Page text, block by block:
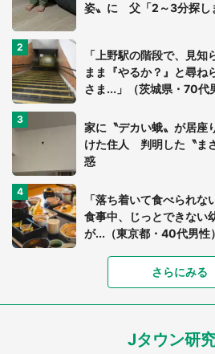
姿〟に 父「2～3分探し
「上野駅の階段で、見
まま『やるか？』と尋ね
さま...」（茨城県・70代
家に〝デカい蛾〟が居座
けた住人 判明した〝ま
惑
「落ち着いて食べられ
食事中、じっとできない
が...（東京都・40代男性）
「可愛いのにホラー」
「孫にあげると思って
さらにみる
Jタウン研